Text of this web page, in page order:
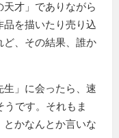
才」でありながら
品を描いたり売り込
ど、その結果、誰か
生」に会ったら、速
です。それもま
かなんとか言いな